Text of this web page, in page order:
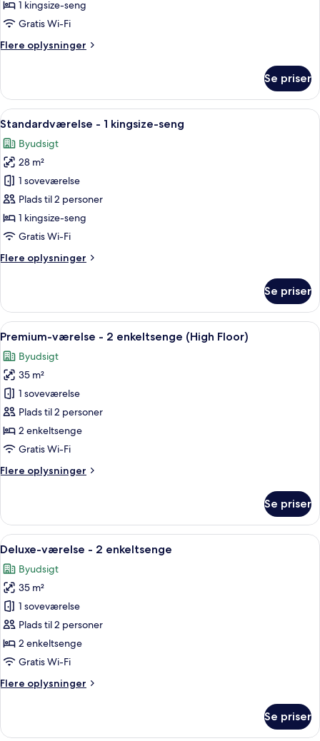
kingsize-
1 kingsize-seng
Gratis Wi-Fi
Flere oplysninger
Flere
-
kingsize-
Se priser
Indlæs
alle
billeder
af
Standardværelse
-
1
kingsize-
Et hotelværelse med en seng, et
6
Standardværelse - 1 kingsize-seng
Byudsigt
28 m²
1 soveværelse
Plads til 2 personer
1 kingsize-seng
Gratis Wi-Fi
Flere oplysninger
Flere
-
kingsize-
Se priser
Indlæs
alle
billeder
af
Premium-
værelse
-
2
(High
Et hotelværelse med en stor seng, et
10
Premium-værelse - 2 enkeltsenge (High Floor)
Byudsigt
35 m²
1 soveværelse
Plads til 2 personer
2 enkeltsenge
Gratis Wi-Fi
Flere oplysninger
Flere
værelse
2
(High
Floor)
Se priser
Indlæs
alle
billeder
af
Deluxe-
værelse
-
2
Et hotelværelse med en stor seng, et
8
Deluxe-værelse - 2 enkeltsenge
Byudsigt
35 m²
1 soveværelse
Plads til 2 personer
2 enkeltsenge
Gratis Wi-Fi
Flere oplysninger
Flere
værelse
Se priser